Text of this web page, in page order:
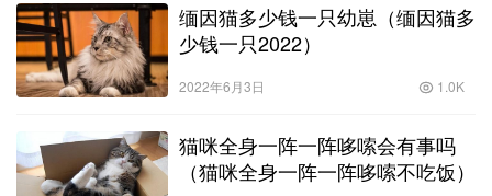
缅因猫多少钱一只幼崽（缅因猫多
少钱一只2022）
2022年6月3日 1.0K
猫咪全身一阵一阵哆嗦会有事吗
（猫咪全身一阵一阵哆嗦不吃饭）